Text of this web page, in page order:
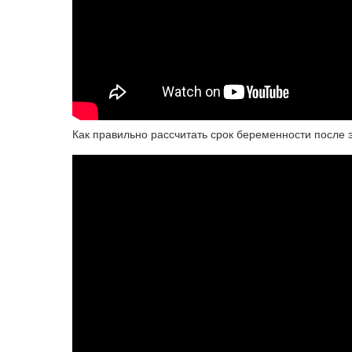
Как правильно рассчитать срок беременности после